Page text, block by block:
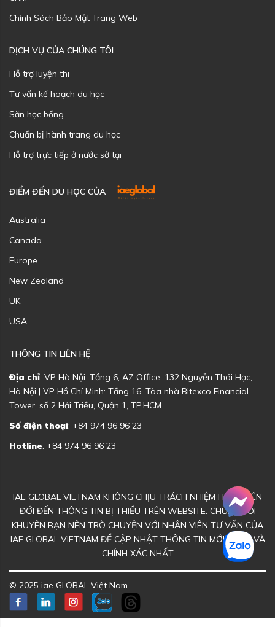
Chính Sách Bảo Mật Trang Web
DỊCH VỤ CỦA CHÚNG TÔI
Hỗ trợ luyện thi
Tư vấn kế hoạch du học
Săn học bổng
Chuẩn bị hành trang du học
Hỗ trợ trực tiếp ở nước sở tại
ĐIỂM ĐẾN DU HỌC CỦA
Australia
Canada
Europe
New Zealand
UK
USA
THÔNG TIN LIÊN HỆ
Địa chỉ: VP Hà Nội: Tầng 6, AZ Office, 132 Nguyễn Thái Học,
Hà Nội | VP Hồ Chí Minh: Tầng 16, Tòa nhà Bitexco Financial
Tower, số 2 Hải Triều, Quận 1, TP.HCM
Số điện thoại: +84 974 96 96 23
Hotline: +84 974 96 96 23
IAE GLOBAL VIETNAM KHÔNG CHỊU TRÁCH NHIỆM HOẶC LIÊN
ĐỚI ĐẾN THÔNG TIN BỊ THIẾU TRÊN WEBSITE. CHÚNG TÔI
KHUYÊN BẠN NÊN TRÒ CHUYỆN VỚI NHÂN VIÊN TƯ VẤN CỦA
IAE GLOBAL VIETNAM ĐỂ CẬP NHẬT THÔNG TIN MỚI NHẤT VÀ
CHÍNH XÁC NHẤT
© 2025 iae GLOBAL Việt Nam